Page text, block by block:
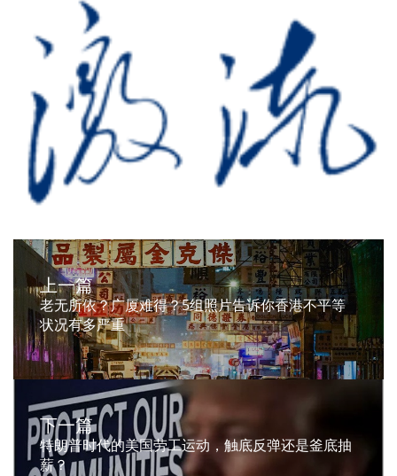
上一篇
老无所依？广厦难得？5组照片告诉你香港不平等
状况有多严重
下一篇
特朗普时代的美国劳工运动，触底反弹还是釜底抽
薪？